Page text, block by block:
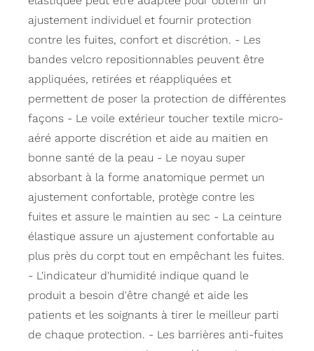
ajustement individuel et fournir protection
contre les fuites, confort et discrétion. - Les
bandes velcro repositionnables peuvent être
appliquées, retirées et réappliquées et
permettent de poser la protection de différentes
façons - Le voile extérieur toucher textile micro-
aéré apporte discrétion et aide au maitien en
bonne santé de la peau - Le noyau super
absorbant à la forme anatomique permet un
ajustement confortable, protège contre les
fuites et assure le maintien au sec - La ceinture
élastique assure un ajustement confortable au
plus près du corpt tout en empêchant les fuites.
- L'indicateur d'humidité indique quand le
produit a besoin d'être changé et aide les
patients et les soignants à tirer le meilleur parti
de chaque protection. - Les barrières anti-fuites